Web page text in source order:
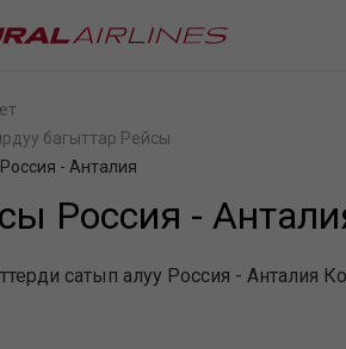
багыттар Рейсы
- Анталия
Россия -
сатып алуу Россия - Анталия